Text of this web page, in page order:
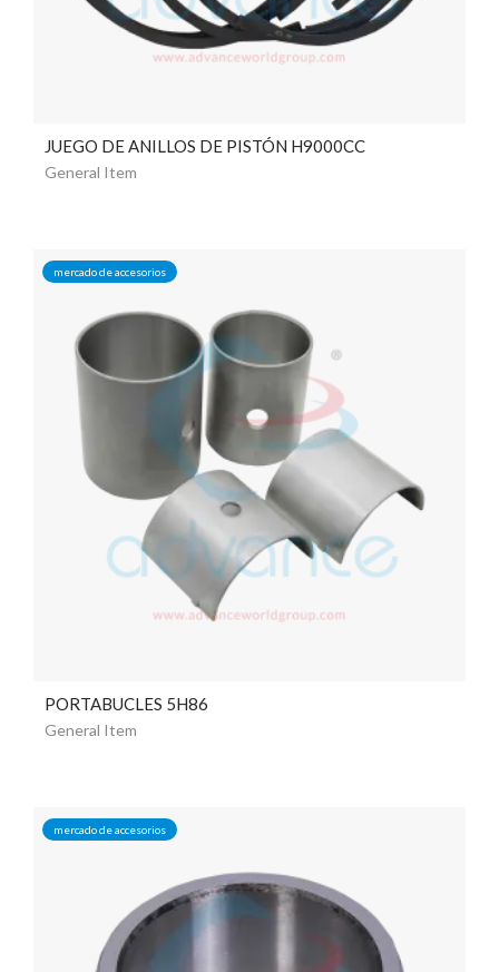
JUEGO DE ANILLOS DE PISTÓN H9000CC
General Item
mercado de accesorios
PORTABUCLES 5H86
General Item
mercado de accesorios